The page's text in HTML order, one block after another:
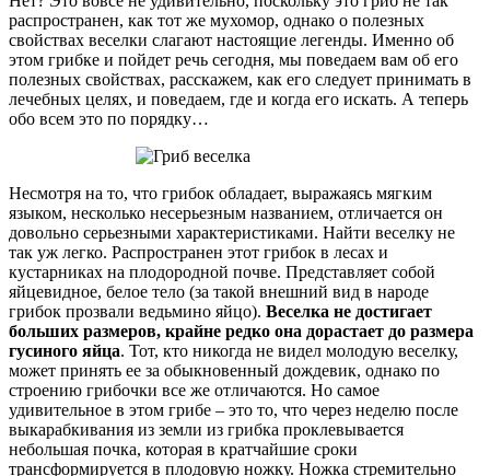
распространен, как тот же мухомор, однако о полезных
свойствах веселки слагают настоящие легенды. Именно об
этом грибке и пойдет речь сегодня, мы поведаем вам об его
полезных свойствах, расскажем, как его следует принимать в
лечебных целях, и поведаем, где и когда его искать. А теперь
обо всем это по порядку…
Несмотря на то, что грибок обладает, выражаясь мягким
языком, несколько несерьезным названием, отличается он
довольно серьезными характеристиками. Найти веселку не
так уж легко. Распространен этот грибок в лесах и
кустарниках на плодородной почве. Представляет собой
яйцевидное, белое тело (за такой внешний вид в народе
грибок прозвали ведьмино яйцо). Веселка не достигает
больших размеров, крайне редко она дорастает до размера
гусиного яйца. Тот, кто никогда не видел молодую веселку,
может принять ее за обыкновенный дождевик, однако по
строению грибочки все же отличаются. Но самое
удивительное в этом грибе – это то, что через неделю после
выкарабкивания из земли из грибка проклевывается
небольшая почка, которая в кратчайшие сроки
трансформируется в плодовую ножку. Ножка стремительно